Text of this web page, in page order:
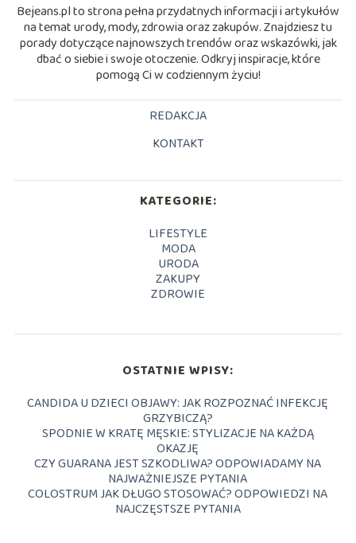
Bejeans.pl to strona pełna przydatnych informacji i artykułów
na temat urody, mody, zdrowia oraz zakupów. Znajdziesz tu
porady dotyczące najnowszych trendów oraz wskazówki, jak
dbać o siebie i swoje otoczenie. Odkryj inspiracje, które
pomogą Ci w codziennym życiu!
REDAKCJA
KONTAKT
KATEGORIE:
LIFESTYLE
MODA
URODA
ZAKUPY
ZDROWIE
OSTATNIE WPISY:
CANDIDA U DZIECI OBJAWY: JAK ROZPOZNAĆ INFEKCJĘ
GRZYBICZĄ?
SPODNIE W KRATĘ MĘSKIE: STYLIZACJE NA KAŻDĄ
OKAZJĘ
CZY GUARANA JEST SZKODLIWA? ODPOWIADAMY NA
NAJWAŻNIEJSZE PYTANIA
COLOSTRUM JAK DŁUGO STOSOWAĆ? ODPOWIEDZI NA
NAJCZĘSTSZE PYTANIA